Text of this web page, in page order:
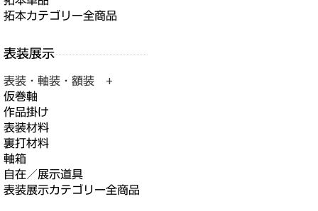
拓本カテゴリー全商品
表装・軸装・額装 +
仮巻軸
作品掛け
表装材料
裏打材料
軸箱
自在／展示道具
表装展示カテゴリー全商品